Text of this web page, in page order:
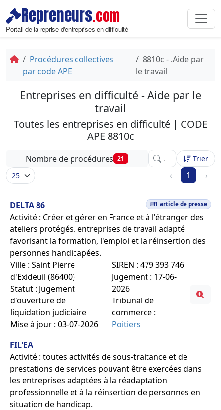
Repreneurs.com
Portail de la reprise d'entreprises en difficulté
Procédures collectives
par code APE
8810c - .Aide par
le travail
Entreprises en difficulté - Aide par le
travail
Toutes les entreprises en difficulté | CODE
APE 8810c
Nombre de procédures 21 Affinez votreTrier
‹ 1 ›
DELTA 86 1 article de presse
Activité : Créer et gérer en France et à l'étranger des
ateliers protégés, entreprises de travail adapté
favorisant la formation, l'emploi et la réinsertion des
personnes handicapées.
Ville : Saint Pierre
d'Exideuil (86400)
Statut : Jugement
d'ouverture de
liquidation judiciaire
Mise à jour : 03-07-2026
SIREN : 479 393 746
Jugement : 17-06-
2026
Tribunal de
commerce :
Poitiers
FIL'EA
Activité : toutes activités de sous-traitance et de
prestations de services pouvant être exercées dans
les entreprises adaptées à la réadaptation
professionnelle et à la réinsertion de personnes en
situation de handicap.